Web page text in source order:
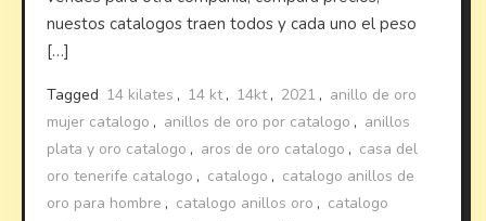
nuestos catalogos traen todos y cada uno el peso
[…]
Tagged 14 kilates , 14 kt, 14kt, 2021 , anillo de oro
mujer catalogo , anillos de oro por catalogo , anillos
plata y oro catalogo , aros de oro catalogo , casa del
oro tenerife catalogo , catalogo , catalogo anillos de
oro para hombre , catalogo anillos oro , catalogo